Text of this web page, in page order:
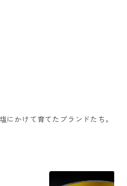
にかけて育てたブランドたち。